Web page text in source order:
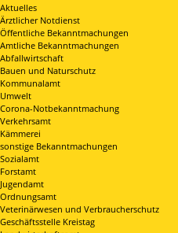
Aktuelles
Ärztlicher Notdienst
Öffentliche Bekanntmachungen
Amtliche Bekanntmachungen
Abfallwirtschaft
Bauen und Naturschutz
Kommunalamt
Umwelt
Corona-Notbekanntmachung
Verkehrsamt
Kämmerei
sonstige Bekanntmachungen
Sozialamt
Forstamt
Jugendamt
Ordnungsamt
Veterinärwesen und Verbraucherschutz
Geschäftsstelle Kreistag